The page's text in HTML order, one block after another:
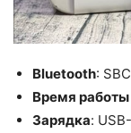
Bluetooth:
Время работы
Зарядка: